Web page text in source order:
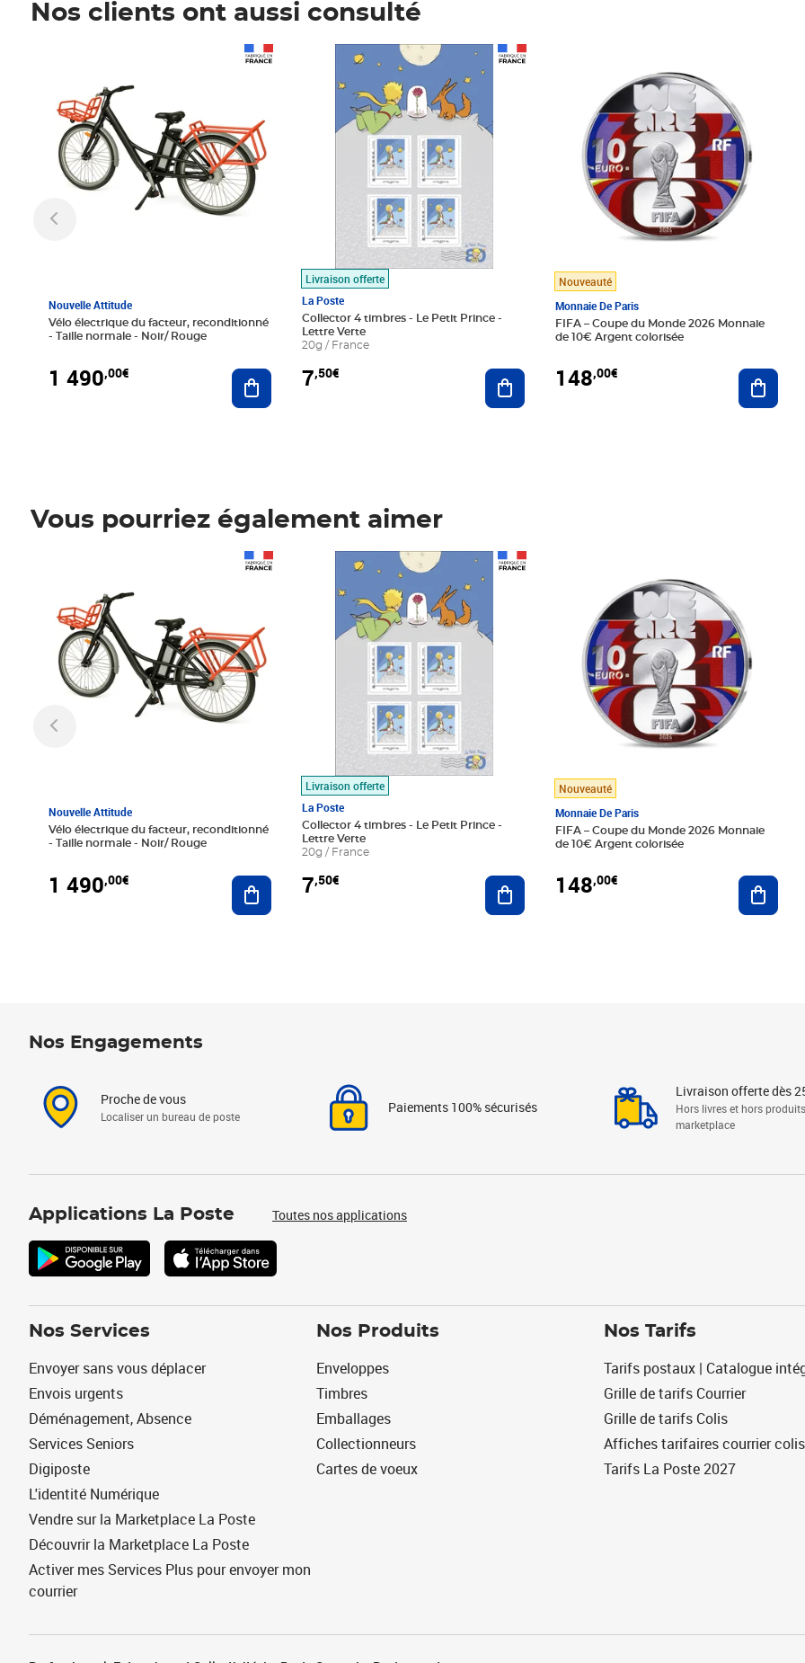
Nos clients ont aussi consulté
Nouvelle Attitude
Vélo électrique du facteur, reconditionné
- Taille normale - Noir/ Rouge
1 490,00€ Ajouter au panier
Livraison offerte
La Poste
Collector 4 timbres - Le Petit Prince -
Lettre Verte
20g / France
7,50€
Prix 7,50€
Ajouter au panier
Nouveauté
Monnaie De Paris
FIFA – Coupe du Monde 2026 Monnaie
de 10€ Argent colorisée
148,00€
Vous pourriez également aimer
Nouvelle Attitude
Vélo électrique du facteur, reconditionné
- Taille normale - Noir/ Rouge
1 490,00€ Ajouter au panier
Livraison offerte
La Poste
Collector 4 timbres - Le Petit Prince -
Lettre Verte
20g / France
7,50€
Prix 7,50€
Ajouter au panier
Nouveauté
Monnaie De Paris
FIFA – Coupe du Monde 2026 Monnaie
de 10€ Argent colorisée
148,00€
Nos Engagements
Proche de vous
Localiser un bureau de poste
Paiements 100% sécurisés
Livraison offerte dès
Hors livres et hors produits
marketplace
Applications La Poste Toutes nos applications
Nos Services
Envoyer sans vous déplacer
Envois urgents
Déménagement, Absence
Services Seniors
Digiposte
L'identité Numérique
Vendre sur la Marketplace La Poste
Découvrir la Marketplace La Poste
Activer mes Services Plus pour envoyer mon
courrier
Nos Produits
Enveloppes
Timbres
Emballages
Collectionneurs
Cartes de voeux
Nos Tarifs
Tarifs postaux | Catalogue
Grille de tarifs Courrier
Grille de tarifs Colis
Affiches tarifaires courrier colis
Tarifs La Poste 2027